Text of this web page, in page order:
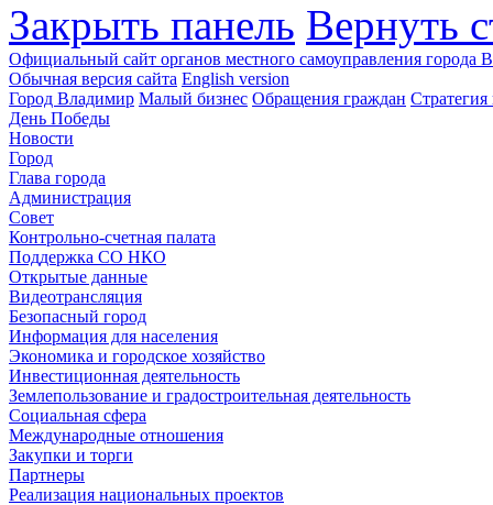
Закрыть панель Вернуть
Официальный сайт органов местного самоуправления города
Обычная версия сайта English version
Город Владимир Малый бизнес Обращения граждан Стратегия
День Победы
Новости
Город
Глава города
Администрация
Совет
Контрольно-счетная палата
Поддержка СО НКО
Открытые данные
Видеотрансляция
Безопасный город
Информация для населения
Экономика и городское хозяйство
Инвестиционная деятельность
Землепользование и градостроительная деятельность
Социальная сфера
Международные отношения
Закупки и торги
Партнеры
Реализация национальных проектов